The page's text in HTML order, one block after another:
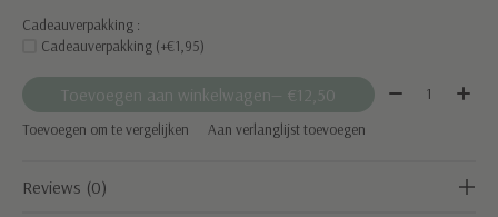
Cadeauverpakking :
Cadeauverpakking (+€1,95)
Toevoegen aan winkelwagen — €12,50 Aantal:
Toevoegen om te vergelijken Aan verlanglijst toevoegen
Reviews (0)